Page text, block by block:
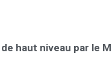
haut niveau par le